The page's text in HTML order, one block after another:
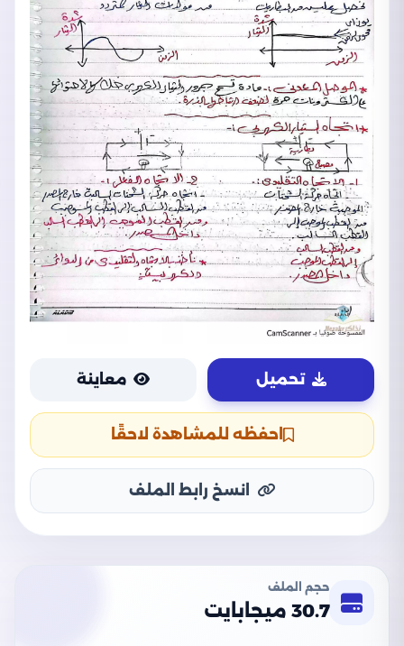
تحميل معاينة
احفظه للمشاهدة لاحقًا
انسخ رابط الملف
حجم الملف
30.7 ميجابايت